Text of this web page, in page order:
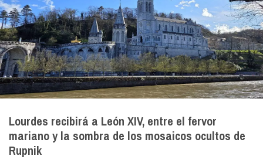
Lourdes recibirá a León XIV, entre el fervor
mariano y la sombra de los mosaicos ocultos de
Rupnik